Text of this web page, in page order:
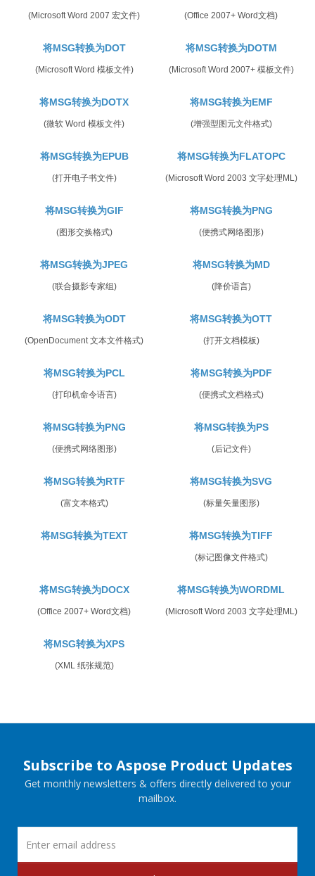
(Microsoft Word 2007 宏文件) (Office 2007+ Word文档)
将MSG转换为DOT
(Microsoft Word 模板文件)
将MSG转换为DOTM
(Microsoft Word 2007+ 模板文件)
将MSG转换为DOTX
(微软 Word 模板文件)
将MSG转换为EMF
(增强型图元文件格式)
将MSG转换为EPUB
(打开电子书文件)
将MSG转换为FLATOPC
(Microsoft Word 2003 文字处理ML)
将MSG转换为GIF
(图形交换格式)
将MSG转换为PNG
(便携式网络图形)
将MSG转换为JPEG
(联合摄影专家组)
将MSG转换为MD
(降价语言)
将MSG转换为ODT
(OpenDocument 文本文件格式)
将MSG转换为OTT
(打开文档模板)
将MSG转换为PCL
(打印机命令语言)
将MSG转换为PDF
(便携式文档格式)
将MSG转换为PNG
(便携式网络图形)
将MSG转换为PS
(后记文件)
将MSG转换为RTF
(富文本格式)
将MSG转换为SVG
(标量矢量图形)
将MSG转换为TEXT 将MSG转换为TIFF
(标记图像文件格式)
将MSG转换为DOCX
(Office 2007+ Word文档)
将MSG转换为WORDML
(Microsoft Word 2003 文字处理ML)
将MSG转换为XPS
(XML 纸张规范)
Subscribe to Aspose Product Updates
Get monthly newsletters & offers directly delivered to your
mailbox.